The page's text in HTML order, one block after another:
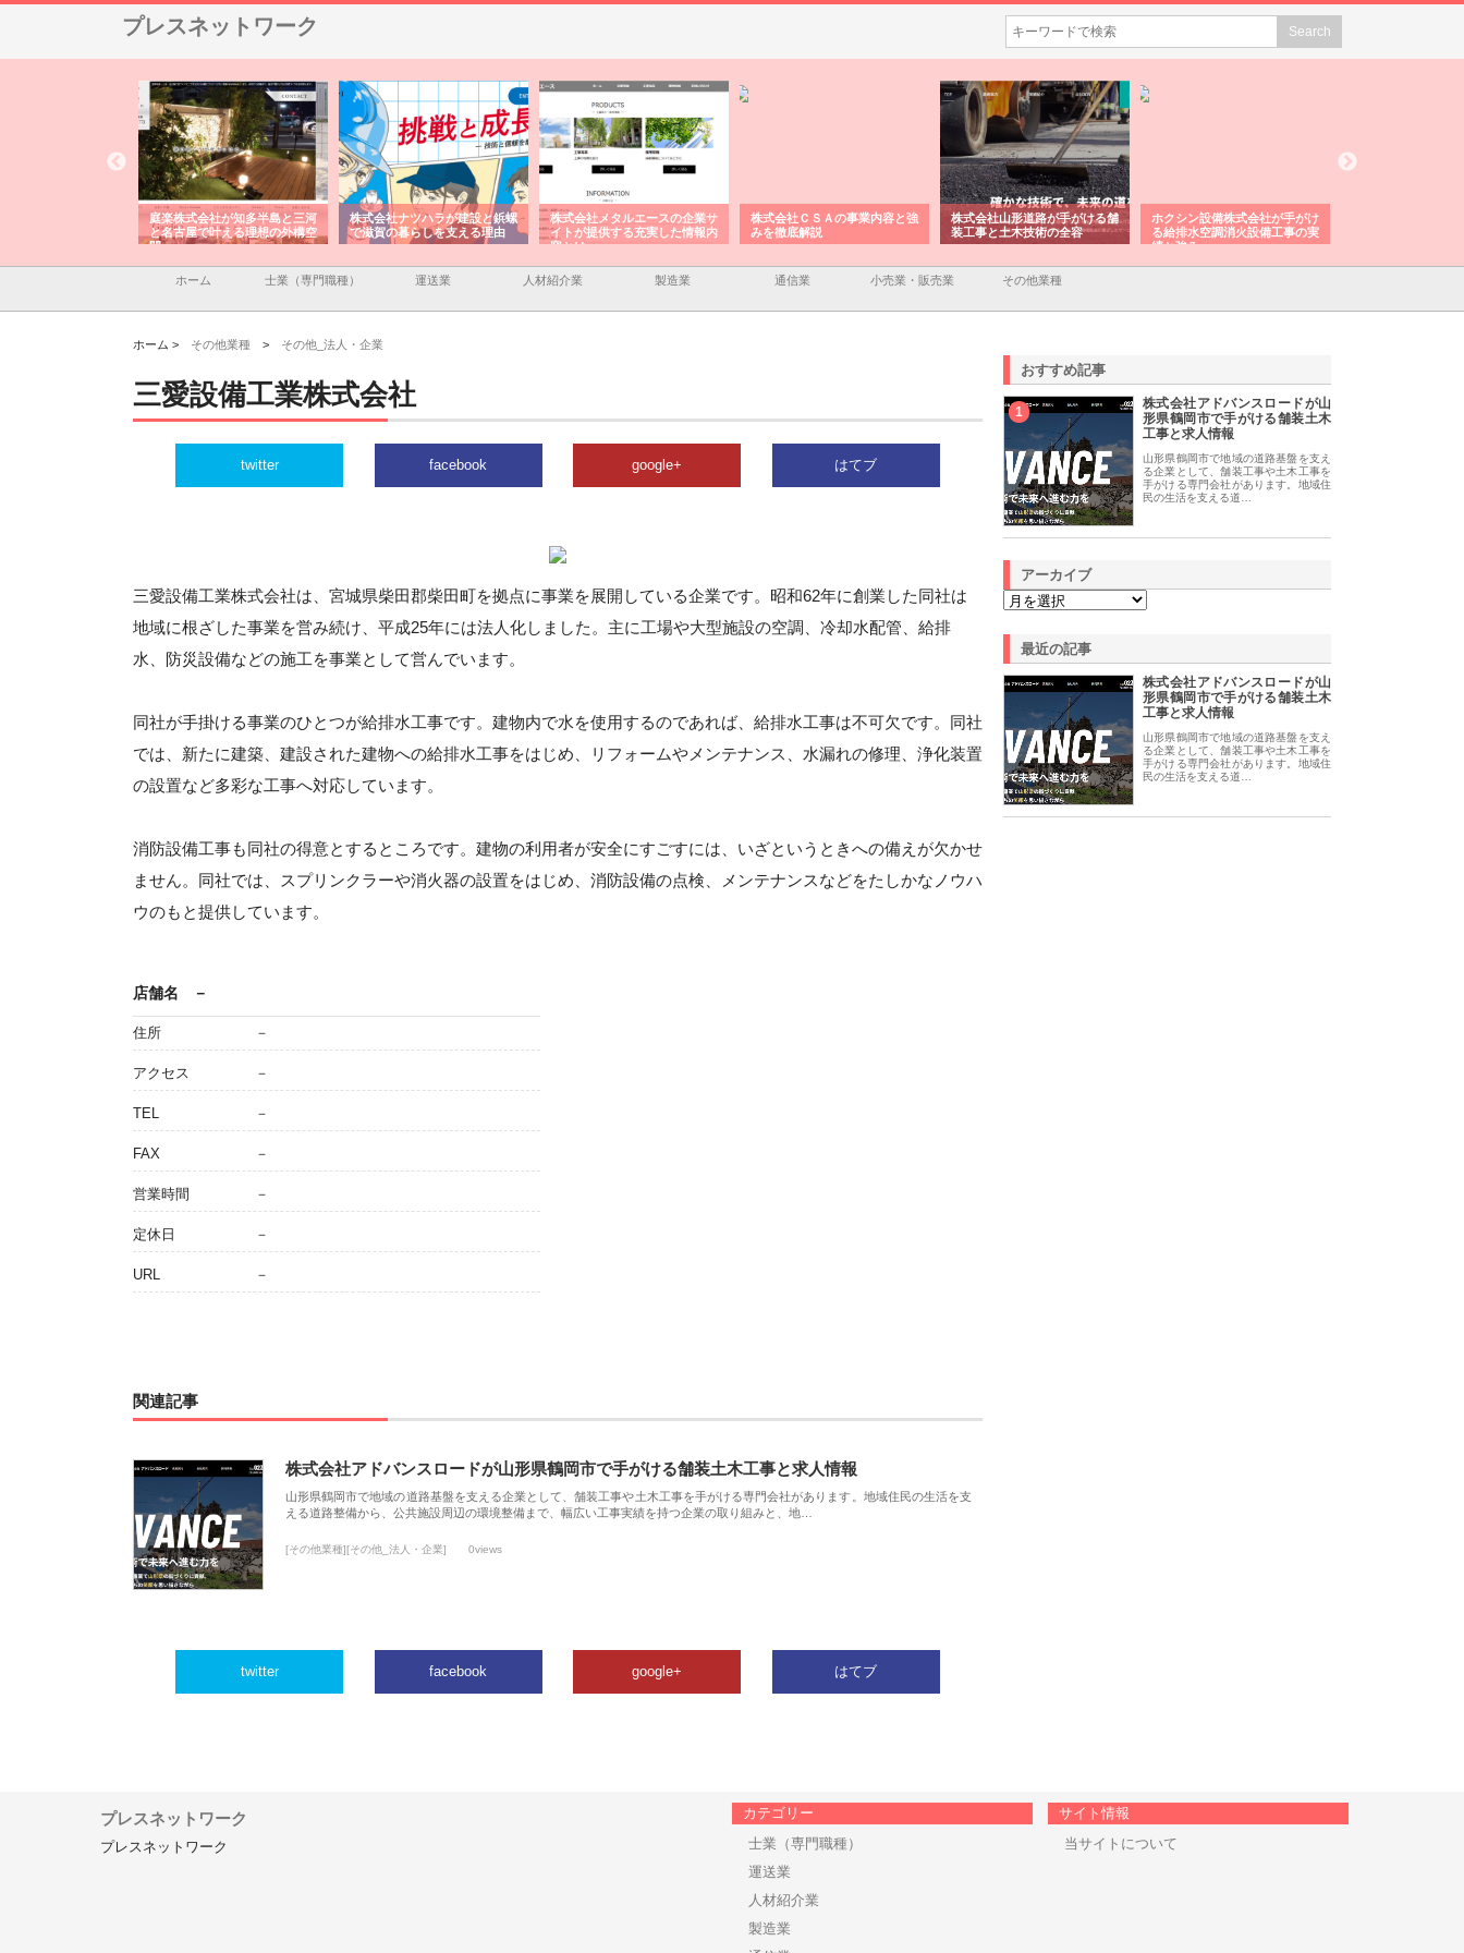
プレスネットワーク
庭楽株式会社が知多半島と三河
と名古屋で叶える理想の外構空
間
株式会社ナツハラが建設と鋲螺
で滋賀の暮らしを支える理由
株式会社メタルエースの企業サ
イトが提供する充実した情報内
容とは
株式会社ＣＳＡの事業内容と強
みを徹底解説
株式会社山形道路が手がける舗
装工事と土木技術の全容
ホクシン設備株式会社が手がけ
る給排水空調消火設備工事の実
績と強み
ホーム 士業（専門職種） 運送業 人材紹介業 製造業 通信業 小売業・販売業 その他業種
ホーム > その他業種 > その他_法人・企業
三愛設備工業株式会社
twitter facebook google+ はてブ
三愛設備工業株式会社は、宮城県柴田郡柴田町を拠点に事業を展開している企業です。昭和62年に創業した同社は
地域に根ざした事業を営み続け、平成25年には法人化しました。主に工場や大型施設の空調、冷却水配管、給排
水、防災設備などの施工を事業として営んでいます。
同社が手掛ける事業のひとつが給排水工事です。建物内で水を使用するのであれば、給排水工事は不可欠です。同社
では、新たに建築、建設された建物への給排水工事をはじめ、リフォームやメンテナンス、水漏れの修理、浄化装置
の設置など多彩な工事へ対応しています。
消防設備工事も同社の得意とするところです。建物の利用者が安全にすごすには、いざというときへの備えが欠かせ
ません。同社では、スプリンクラーや消火器の設置をはじめ、消防設備の点検、メンテナンスなどをたしかなノウハ
ウのもと提供しています。
店舗名 －
住所 －
アクセス －
TEL －
FAX －
営業時間 －
定休日 －
URL －
関連記事
株式会社アドバンスロードが山形県鶴岡市で手がける舗装土木工事と求人情報
山形県鶴岡市で地域の道路基盤を支える企業として、舗装工事や土木工事を手がける専門会社があります。地域住民の生活を支
える道路整備から、公共施設周辺の環境整備まで、幅広い工事実績を持つ企業の取り組みと、地…
[その他業種][その他_法人・企業] 0views
twitter facebook google+ はてブ
おすすめ記事
1
株式会社アドバンスロードが山
形県鶴岡市で手がける舗装土木
工事と求人情報
山形県鶴岡市で地域の道路基盤を支え
る企業として、舗装工事や土木工事を
手がける専門会社があります。地域住
民の生活を支える道…
アーカイブ
最近の記事
株式会社アドバンスロードが山
形県鶴岡市で手がける舗装土木
工事と求人情報
山形県鶴岡市で地域の道路基盤を支え
る企業として、舗装工事や土木工事を
手がける専門会社があります。地域住
民の生活を支える道…
プレスネットワーク
プレスネットワーク
カテゴリー
士業（専門職種）
運送業
人材紹介業
製造業
サイト情報
当サイトについて